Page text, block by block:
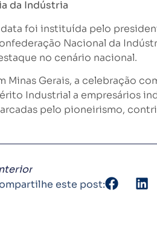
da Indústria
foi instituída pelo
Nacional da
no cenário nacional.
Minas Gerais, a celebração
Industrial a empresários
pelo pioneirismo,
este post: